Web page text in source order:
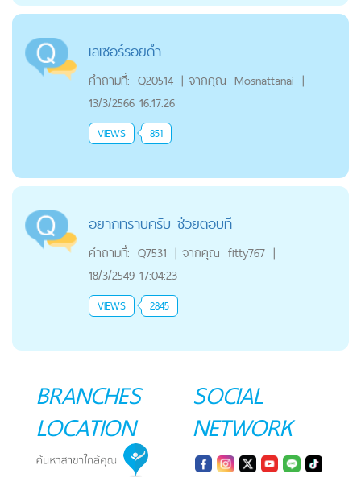
เลเซอร์รอยดำ
คำถามที่: Q20514 | จากคุณ Mosnattanai |
13/3/2566 16:17:26
VIEWS 851
อยากทราบครับ ช่วยตอบที
คำถามที่: Q7531 | จากคุณ fitty767 |
18/3/2549 17:04:23
VIEWS 2845
BRANCHES
LOCATION
SOCIAL
NETWORK